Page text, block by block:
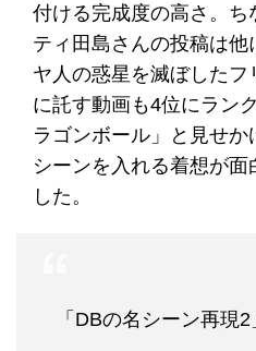
付ける完成度の高さ。ち
ティ田島さんの投稿は他
ヤ人の惑星を滅ぼした
に託す動画も4位にラン
ラゴンボール」と見せか
シーンを入れる着想が面
した。
「DBの名シーン再現2